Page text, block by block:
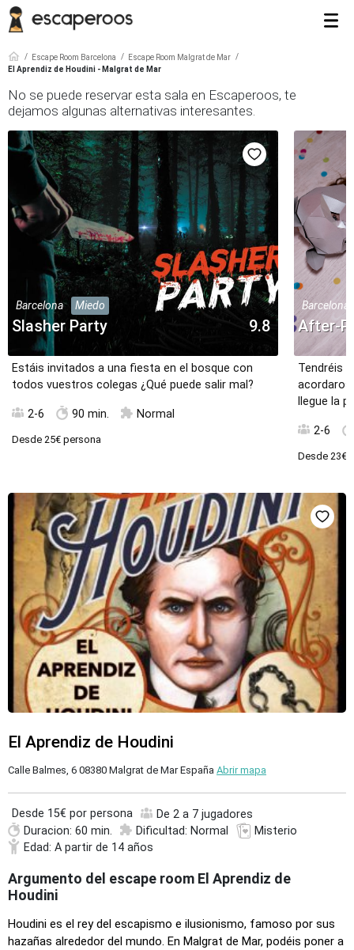
Escape Room Barcelona
Escape Room Malgrat de Mar
El Aprendiz de Houdini - Malgrat de Mar
No se puede reservar esta sala en Escaperoos, te
dejamos algunas alternativas interesantes.
Barcelona Miedo
Slasher Party 9.8
Estáis invitados a una fiesta en el bosque con
todos vuestros colegas ¿Qué puede salir mal?
2-6 90 min. Normal
Desde 25€ persona
Barcelona
After-
Tendréis
acordaros
llegue la
2-6
Desde 23€
El Aprendiz de Houdini
Calle Balmes, 6 08380 Malgrat de Mar España Abrir mapa
Desde 15€ por persona
De 2 a 7 jugadores
Duracion: 60 min.
Dificultad: Normal
Misterio
Edad: A partir de 14 años
Argumento del escape room El Aprendiz de
Houdini
Houdini es el rey del escapismo e ilusionismo, famoso por sus
hazañas alrededor del mundo. En Malgrat de Mar, podéis poner a